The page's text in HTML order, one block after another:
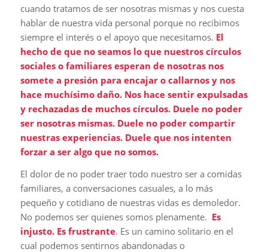
cuando tratamos de ser nosotras mismas y nos cuesta
hablar de nuestra vida personal porque no recibimos
siempre el interés o el apoyo que necesitamos. El
hecho de que no seamos lo que nuestros círculos
sociales o familiares esperan de nosotras nos
somete a presión para encajar o callarnos y nos
hace muchísimo daño. Nos hace sentir expulsadas
y rechazadas de muchos círculos. Duele no poder
ser nosotras mismas. Duele no poder compartir
nuestras experiencias. Duele que nos intenten
forzar a ser algo que no somos.
El dolor de no poder traer todo nuestro ser a comidas
familiares, a conversaciones casuales, a lo más
pequeño y cotidiano de nuestras vidas es demoledor.
No podemos ser quienes somos plenamente. Es
injusto. Es frustrante. Es un camino solitario en el
cual podemos sentirnos abandonadas o